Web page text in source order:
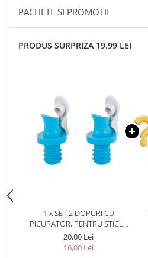
PACHETE SI PROMOTII
PRODUS SURPRIZA 19.99 LEI
1 x SET 2 DOPURI CU
PICURATOR, PENTRU STICLE
DE ULEI, OTET,
PLASTIC/CAUCIUC,
20,00 Lei
16,00 Lei